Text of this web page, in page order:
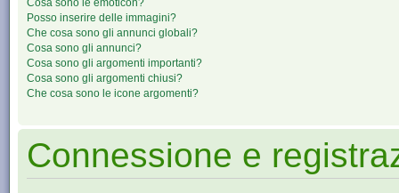
Cosa sono le emoticon?
Posso inserire delle immagini?
Che cosa sono gli annunci globali?
Cosa sono gli annunci?
Cosa sono gli argomenti importanti?
Cosa sono gli argomenti chiusi?
Che cosa sono le icone argomenti?
Connessione e